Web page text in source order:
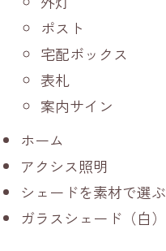
ポスト
宅配ボックス
表札
案内サイン
ホーム
アクシス照明
シェードを素材で選ぶ
ガラスシェード（白）